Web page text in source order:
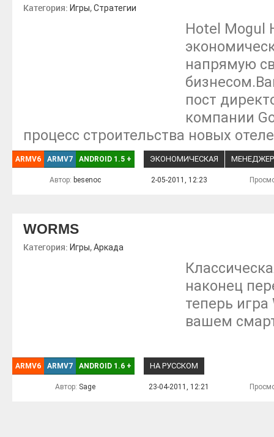
Категория: Игры,Стратегии
Hotel Mogul
напрямую
пост
компании
процесс строительства новых
ARMV6 ARMV7 ANDROID 1.5 + ЭКОНОМИЧЕСКАЯ МЕНЕДЖЕР
Автор: besenoc 2-05-2011, 12:23
WORMS
Категория: Игры,Аркада
наконец
теперь
вашем
ARMV6 ARMV7 ANDROID 1.6 + НА РУССКОМ
Автор: Sage 23-04-2011, 12:21